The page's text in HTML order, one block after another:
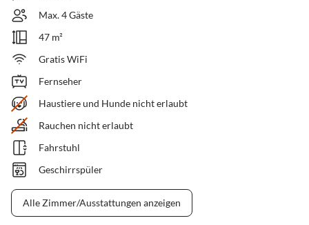
Max. 4 Gäste
47 m²
Gratis WiFi
Fernseher
Haustiere und Hunde nicht erlaubt
Rauchen nicht erlaubt
Fahrstuhl
Geschirrspüler
Alle Zimmer/Ausstattungen anzeigen